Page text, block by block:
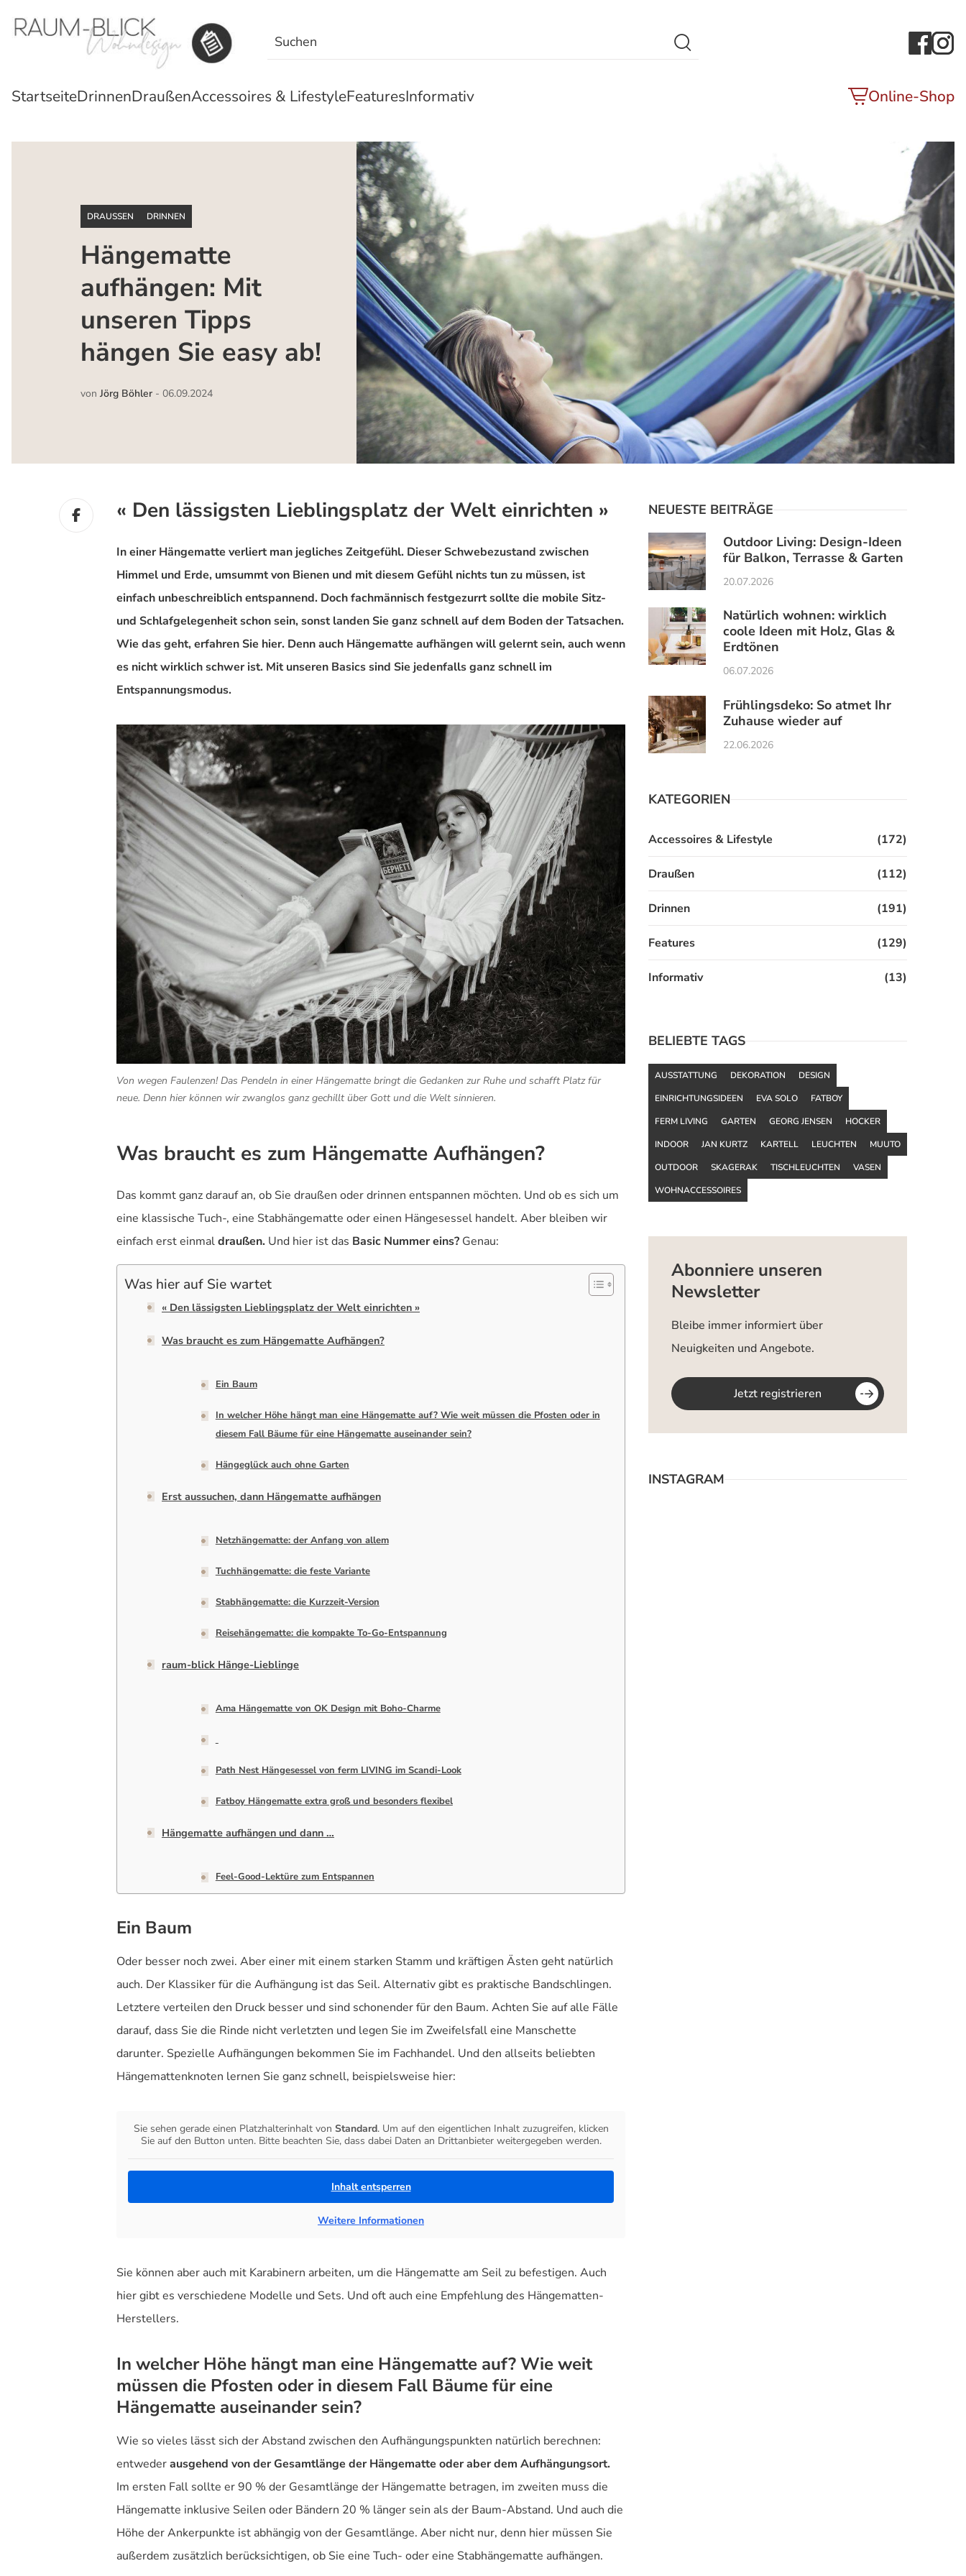
for:
StartseiteDrinnenDraußenAccessoires & LifestyleFeaturesInformativ Online-Shop
DRAUSSEN DRINNEN
Hängematte
aufhängen: Mit
unseren Tipps
hängen Sie easy ab!
von Jörg Böhler - 06.09.2024
« Den lässigsten Lieblingsplatz der Welt einrichten »
In einer Hängematte verliert man jegliches Zeitgefühl. Dieser Schwebezustand zwischen
Himmel und Erde, umsummt von Bienen und mit diesem Gefühl nichts tun zu müssen, ist
einfach unbeschreiblich entspannend. Doch fachmännisch festgezurrt sollte die mobile Sitz-
und Schlafgelegenheit schon sein, sonst landen Sie ganz schnell auf dem Boden der Tatsachen.
Wie das geht, erfahren Sie hier. Denn auch Hängematte aufhängen will gelernt sein, auch wenn
es nicht wirklich schwer ist. Mit unseren Basics sind Sie jedenfalls ganz schnell im
Entspannungsmodus.
Von wegen Faulenzen! Das Pendeln in einer Hängematte bringt die Gedanken zur Ruhe und schafft Platz für
neue. Denn hier können wir zwanglos ganz gechillt über Gott und die Welt sinnieren.
Was braucht es zum Hängematte Aufhängen?
Das kommt ganz darauf an, ob Sie draußen oder drinnen entspannen möchten. Und ob es sich um
eine klassische Tuch-, eine Stabhängematte oder einen Hängesessel handelt. Aber bleiben wir
einfach erst einmaldraußen. Und hier ist das Basic Nummer eins? Genau:
Was hier auf Sie wartet
« Den lässigsten Lieblingsplatz der Welt einrichten »
Was braucht es zum Hängematte Aufhängen?
Ein Baum
In welcher Höhe hängt man eine Hängematte auf? Wie weit müssen die Pfosten oder in
diesem Fall Bäume für eine Hängematte auseinander sein?
Hängeglück auch ohne Garten
Erst aussuchen, dann Hängematte aufhängen
Netzhängematte: der Anfang von allem
Tuchhängematte: die feste Variante
Stabhängematte: die Kurzzeit-Version
Reisehängematte: die kompakte To-Go-Entspannung
raum-blick Hänge-Lieblinge
Ama Hängematte von OK Design mit Boho-Charme
Path Nest Hängesessel von ferm LIVING im Scandi-Look
Fatboy Hängematte extra groß und besonders flexibel
Hängematte aufhängen und dann …
Feel-Good-Lektüre zum Entspannen
Ein Baum
Oder besser noch zwei. Aber einer mit einem starken Stamm und kräftigen Ästen geht natürlich
auch. Der Klassiker für die Aufhängung ist das Seil. Alternativ gibt es praktische Bandschlingen.
Letztere verteilen den Druck besser und sind schonender für den Baum. Achten Sie auf alle Fälle
darauf, dass Sie die Rinde nicht verletzten und legen Sie im Zweifelsfall eine Manschette
darunter. Spezielle Aufhängungen bekommen Sie im Fachhandel. Und den allseits beliebten
Hängemattenknoten lernen Sie ganz schnell, beispielsweise hier:
Sie sehen gerade einen Platzhalterinhalt von Standard. Um auf den eigentlichen Inhalt zuzugreifen, klicken
Sie auf den Button unten. Bitte beachten Sie, dass dabei Daten an Drittanbieter weitergegeben werden.
Inhalt entsperren
Weitere Informationen
Sie können aber auch mit Karabinern arbeiten, um die Hängematte am Seil zu befestigen. Auch
hier gibt es verschiedene Modelle und Sets. Und oft auch eine Empfehlung des Hängematten-
Herstellers.
In welcher Höhe hängt man eine Hängematte auf? Wie weit
müssen die Pfosten oder in diesem Fall Bäume für eine
Hängematte auseinander sein?
Wie so vieles lässt sich der Abstand zwischen den Aufhängungspunkten natürlich berechnen:
entwederausgehend von der Gesamtlänge der Hängematte oder aber dem Aufhängungsort.
Im ersten Fall sollte er 90 % der Gesamtlänge der Hängematte betragen, im zweiten muss die
Hängematte inklusive Seilen oder Bändern 20 % länger sein als der Baum-Abstand. Und auch die
Höhe der Ankerpunkte ist abhängig von der Gesamtlänge. Aber nicht nur, denn hier müssen Sie
außerdem zusätzlich berücksichtigen, ob Sie eine Tuch- oder eine Stabhängematte aufhängen.
NEUESTE BEITRÄGE
Outdoor Living: Design-Ideen
für Balkon, Terrasse & Garten
20.07.2026
Natürlich wohnen: wirklich
coole Ideen mit Holz, Glas &
Erdtönen
06.07.2026
Frühlingsdeko: So atmet Ihr
Zuhause wieder auf
22.06.2026
KATEGORIEN
Accessoires & Lifestyle (172)
Draußen (112)
Drinnen (191)
Features (129)
Informativ (13)
BELIEBTE TAGS
AUSSTATTUNG DEKORATION
DESIGN
EINRICHTUNGSIDEEN
EVA SOLO
FATBOY
FERM LIVING
GARTEN GEORG JENSEN
HOCKER
INDOOR
JAN KURTZ KARTELL LEUCHTEN
MUUTO
OUTDOOR
SKAGERAK TISCHLEUCHTEN
VASEN
WOHNACCESSOIRES
Abonniere unseren
Newsletter
Bleibe immer informiert über
Neuigkeiten und Angebote.
Jetzt registrieren
INSTAGRAM